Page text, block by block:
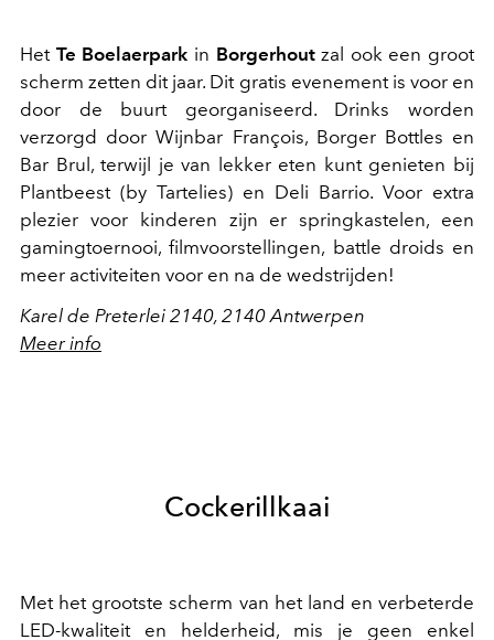
Het Te Boelaerpark in Borgerhoutzal ook een groot
scherm zetten dit jaar. Dit gratis evenement is voor en
door de buurt georganiseerd. Drinks worden
verzorgd door Wijnbar François, Borger Bottles en
Bar Brul, terwijl je van lekker eten kunt genieten bij
Plantbeest (by Tartelies) en Deli Barrio. Voor extra
plezier voor kinderen zijn er springkastelen, een
gamingtoernooi, filmvoorstellingen, battle droids en
meer activiteiten voor en na de wedstrijden!
Karel de Preterlei 2140, 2140 Antwerpen
Meer info
Cockerillkaai
Met het grootste scherm van het land en verbeterde
LED-kwaliteit en helderheid, mis je geen enkel